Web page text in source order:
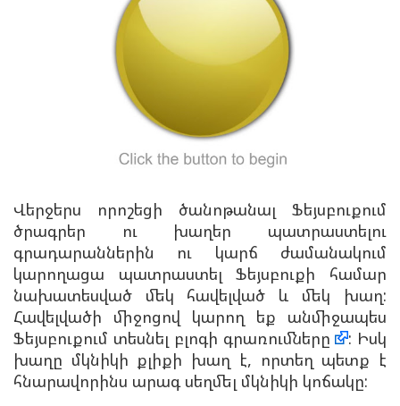
Վերջերս որոշեցի ծանոթանալ Ֆեյսբուքում
ծրագրեր ու խաղեր պատրաստելու
գրադարաններին ու կարճ ժամանակում
կարողացա պատրաստել Ֆեյսբուքի համար
նախատեսված մեկ հավելված և մեկ խաղ:
Հավելվածի միջոցով կարող եք անմիջապես
Ֆեյսբուքում տեսնել բլոգի գրառումները
: Իսկ
խաղը մկնիկի քլիքի խաղ է, որտեղ պետք է
հնարավորինս արագ սեղմել մկնիկի կոճակը: